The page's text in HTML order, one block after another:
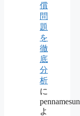
償
問
題
を
徹
底
分
析
に
pennamesun
よ